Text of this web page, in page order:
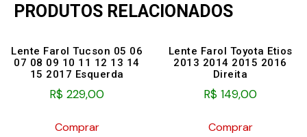
PRODUTOS RELACIONADOS
Lente Farol Tucson 05 06
07 08 09 10 11 12 13 14
15 2017 Esquerda
R$ 229,00
Comprar
Lente Farol Toyota Etios
2013 2014 2015 2016
Direita
R$ 149,00
Comprar